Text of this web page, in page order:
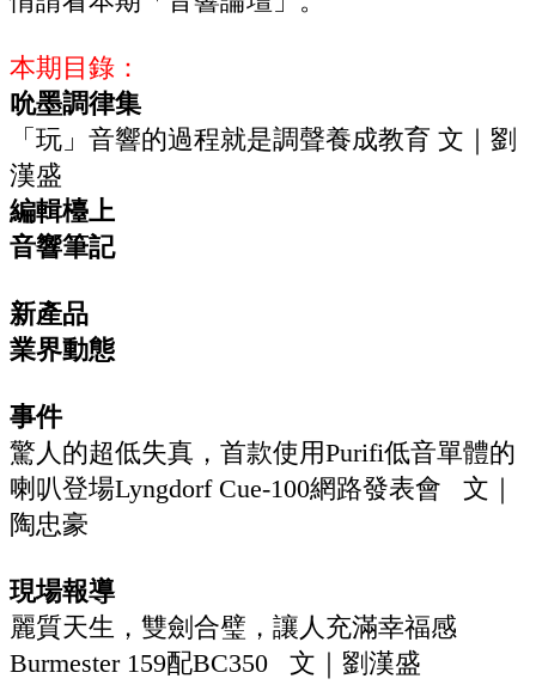
本期目錄：
吮墨調律集
「玩」音響的過程就是調聲養成教育 ‭文｜劉
漢盛
編輯檯上
‬音響筆記
新產品
業界動態
事件
驚人的超低失真，首款使用Purifi低音單體的
喇叭登場Lyngdorf Cue-100網路發表會‭ ‬‭ ‬‭ ‬文｜
陶忠豪
現場報導
麗質天生，雙劍合璧，讓人充滿幸福感‭
‬Burmester 159配BC350‭ ‬‭ ‬‭ ‬文｜劉漢盛